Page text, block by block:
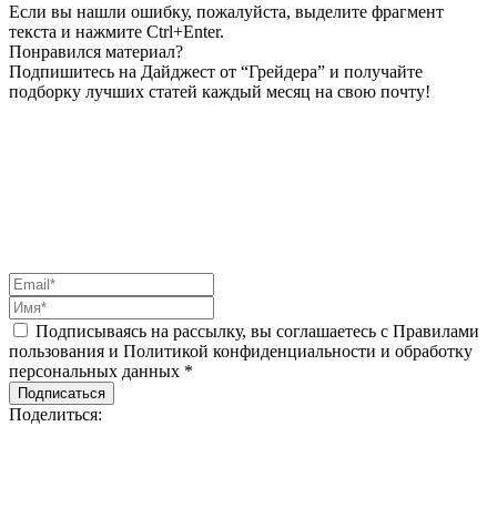
Если вы нашли ошибку, пожалуйста, выделите фрагмент
текста и нажмите Ctrl+Enter.
Понравился материал?
Подпишитесь на Дайджест от “Грейдера” и получайте
подборку лучших статей каждый месяц на свою почту!
Подписываясь на рассылку, вы соглашаетесь с Правилами
пользования и Политикой конфиденциальности и обработку
персональных данных *
Подписаться
Поделиться: